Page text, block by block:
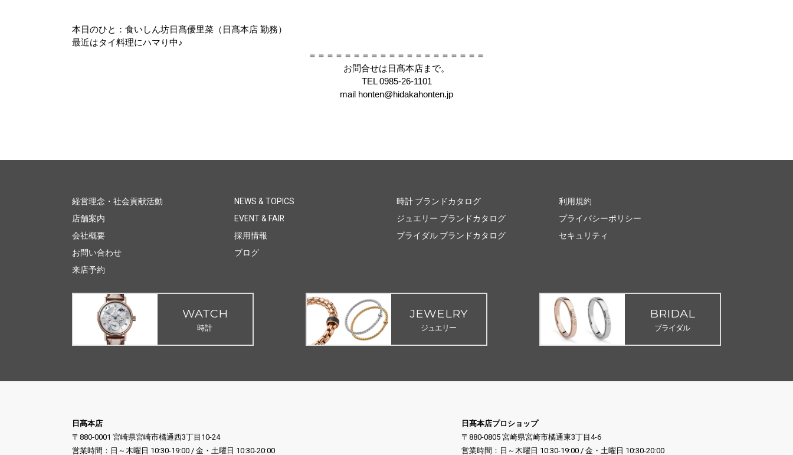
本日のひと：食いしん坊日髙優里菜（日髙本店 勤務）
最近はタイ料理にハマり中♪
＝＝＝＝＝＝＝＝＝＝＝＝＝＝＝＝＝＝＝＝
お問合せは日髙本店まで。
TEL 0985-26-1101
mail honten@hidakahonten.jp
経営理念・社会貢献活動
店舗案内
会社概要
お問い合わせ
来店予約
NEWS & TOPICS
EVENT & FAIR
採用情報
ブログ
時計 ブランドカタログ
ジュエリー ブランドカタログ
ブライダル ブランドカタログ
利用規約
プライバシーポリシー
セキュリティ
WATCH
時計
JEWELRY
ジュエリー
BRIDAL
ブライダル
日髙本店
〒880-0001 宮崎県宮崎市橘通西3丁目10-24
営業時間：日～木曜日 10:30-19:00 / 金・土曜日 10:30-20:00
日髙本店プロショップ
〒880-0805 宮崎県宮崎市橘通東3丁目4-6
営業時間：日～木曜日 10:30-19:00 / 金・土曜日 10:30-20:00